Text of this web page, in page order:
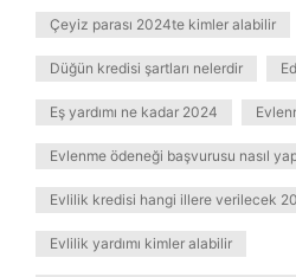
Çeyiz parası 2024te kimler alabilir
Düğün kredisi şartları nelerdir
Eş yardımı ne kadar 2024
Evlenme ödeneği başvurusu nasıl
Evlilik kredisi hangi illere verilecek
Evlilik yardımı kimler alabilir